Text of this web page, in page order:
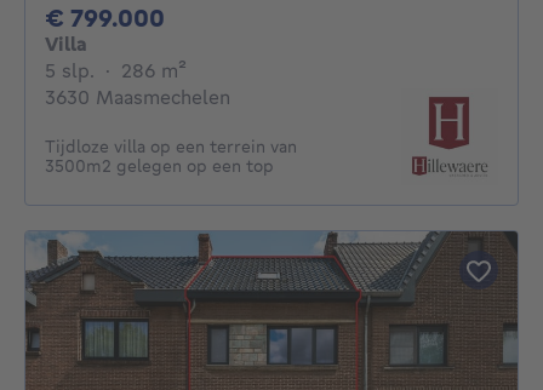
€ 799.000
Villa
5 slp. 5 slaapkamers
· 286 m²
3630 Maasmechelen
Tijdloze villa op een terrein van
3500m2 gelegen op een top